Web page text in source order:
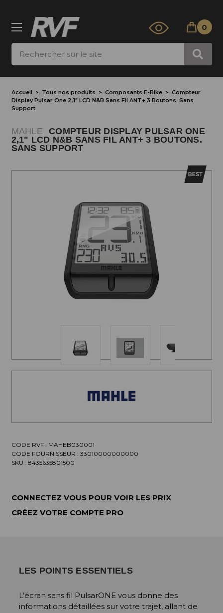
0
Accueil Tous nos produits Composants E-Bike
Compteur
Display Pulsar One 2,1" LCD N&B Sans Fil ANT+ 3 Boutons. Sans
Support
MAHLE
COMPTEUR DISPLAY PULSAR ONE
2,1" LCD N&B SANS FIL ANT+ 3 BOUTONS.
SANS SUPPORT
CODE RVF : MAHEB030001
CODE FOURNISSEUR : 33010000000000
SKU : 8435635801500
CONNECTEZ VOUS POUR VOIR LES PRIX
CRÉEZ VOTRE COMPTE PRO
LES POINTS ESSENTIELS
L’écran sans fil PulsarONE vous donne des
informations détaillées sur votre trajet, allant de